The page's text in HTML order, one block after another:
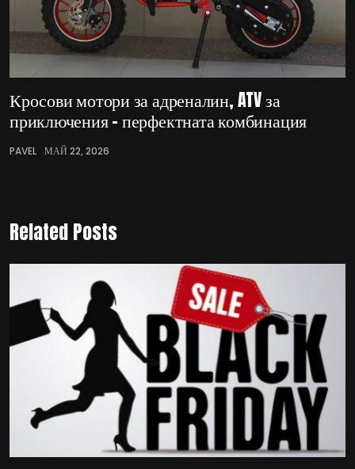
Кросови мотори за адреналин, ATV за
приключения – перфектната комбинация
PAVEL МАЙ 22, 2026
Related Posts